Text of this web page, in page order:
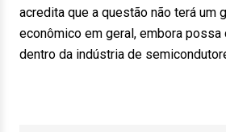
acredita que a questão não terá um
econômico em geral, embora possa
dentro da indústria de